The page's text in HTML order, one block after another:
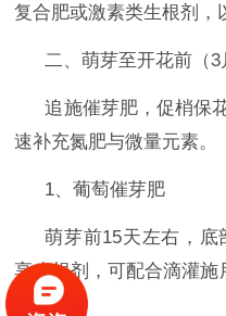
复合肥或激素类生根剂，
二、萌芽至开花前（3
追施催芽肥，促梢保
速补充氮肥与微量元素。
1、葡萄‌催芽肥‌
萌芽前15天左右， 底
享生根剂‌，可配合滴灌施
梢抗性。